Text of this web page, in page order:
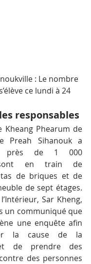
: Le nombre
ce lundi à 24
responsables
Kheang Phearum de
Preah Sihanouk a
près de 1 000
sont en train de
de briques et de
de sept étages.
Sar Kheng,
un communiqué que
une enquête afin
la cause de la
de prendre des
des personnes